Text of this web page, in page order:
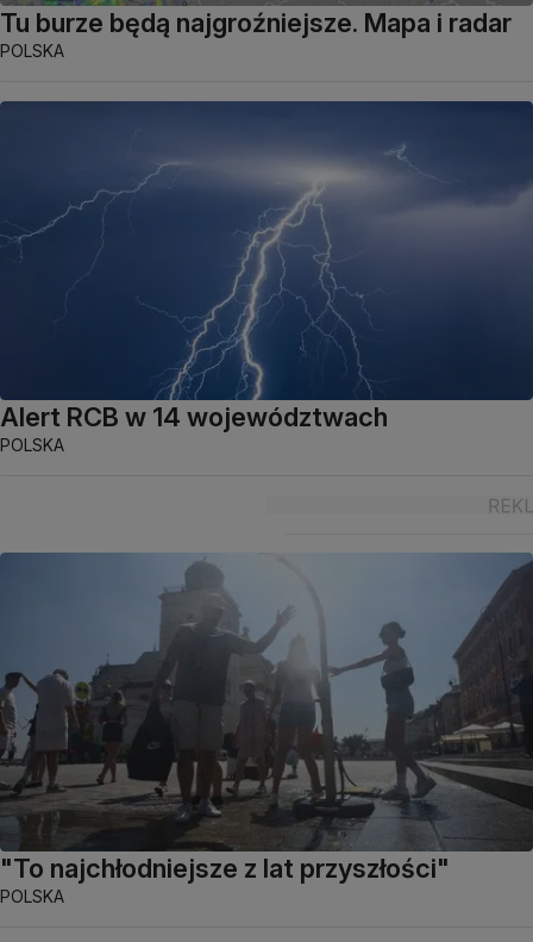
Tu burze będą najgroźniejsze. Mapa i radar
POLSKA
Alert RCB w 14 województwach
POLSKA
"To najchłodniejsze z lat przyszłości"
POLSKA